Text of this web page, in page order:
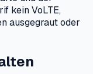
kein VoLTE,
ausgegraut oder